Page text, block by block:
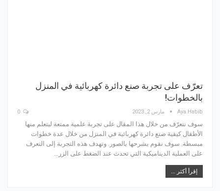
تعرّف على تجربة صنع دائرة كهربائية في المنزل
بالخطوات!
Aya Habib مارس 2, 2023
سوف نتعرّف من خلال هذا المقال على تجربة علمية ممتعة ليتعلم منها
الأطفال كيفية صنع دائرة كهربائية في المنزل من خلال عدة خطوات
مبسطة. سوف نقوم بشرحها بالصور. وتهدف هذه التجربة إلى التعرف
على العملية الديناميكية التي تحدث عند الضغط على الزر…
إقرأ أكثر ...